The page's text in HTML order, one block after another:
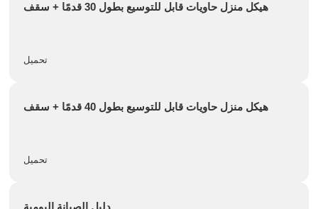
هيكل منزل حاويات قابل للتوسيع بطول 30 قدمًا + سقف
تحميل
هيكل منزل حاويات قابل للتوسيع بطول 40 قدمًا + سقف
تحميل